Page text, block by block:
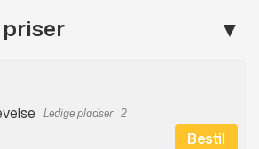
2
Bestil